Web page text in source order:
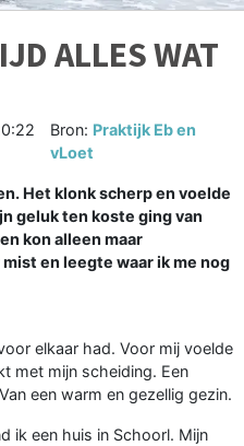
ALLES WAT
Bron: Praktijk Eb en
vLoet
Het klonk scherp en voelde
geluk ten koste ging van
kon alleen maar
en leegte waar ik me nog
elkaar had. Voor mij voelde
met mijn scheiding. Een
een warm en gezellig gezin.
ik een huis in Schoorl. Mijn